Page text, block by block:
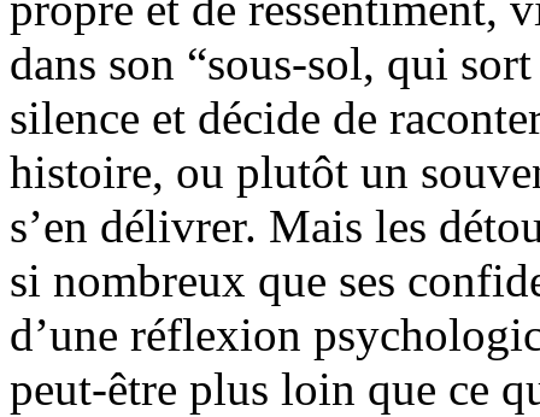
dans son “sous-sol, qui
silence et décide de
histoire, ou plutôt un
s’en délivrer. Mais les
si nombreux que ses
d’une réflexion
peut-être plus loin que ce